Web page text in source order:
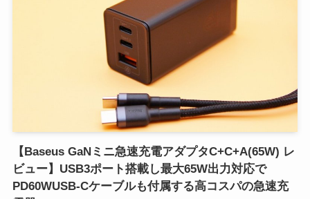
【Baseus GaNミニ急速充電アダプタC+C+A(65W) レ
ビュー】USB3ポート搭載し最大65W出力対応で
PD60WUSB-Cケーブルも付属する高コスパの急速充